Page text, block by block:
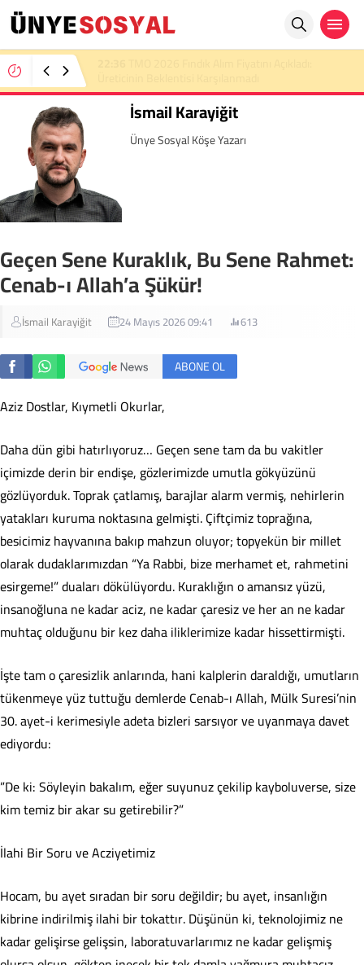
İsmail Karayiğit
Ünye Sosyal Köşe Yazarı
Geçen Sene Kuraklık, Bu Sene Rahmet:
Cenab-ı Allah’a Şükür!
İsmail Karayiğit 24 Mayıs 2026 09:41 613
ABONE OL
​Aziz Dostlar, Kıymetli Okurlar,
​Daha dün gibi hatırlıyoruz… Geçen sene tam da bu vakitler
içimizde derin bir endişe, gözlerimizde umutla gökyüzünü
gözlüyorduk. Toprak çatlamış, barajlar alarm vermiş, nehirlerin
yatakları kuruma noktasına gelmişti. Çiftçimiz toprağına,
besicimiz hayvanına bakıp mahzun oluyor; topyekün bir millet
olarak dudaklarımızdan “Ya Rabbi, bize merhamet et, rahmetini
esirgeme!” duaları dökülüyordu. Kuraklığın o amansız yüzü,
insanoğluna ne kadar aciz, ne kadar çaresiz ve her an ne kadar
muhtaç olduğunu bir kez daha iliklerimize kadar hissettirmişti.
​İşte tam o çaresizlik anlarında, hani kalplerin daraldığı, umutların
tükenmeye yüz tuttuğu demlerde Cenab-ı Allah, Mülk Suresi’nin
30. ayet-i kerimesiyle adeta bizleri sarsıyor ve uyanmaya davet
ediyordu:
​”De ki: Söyleyin bakalım, eğer suyunuz çekilip kayboluverse, size
kim temiz bir akar su getirebilir?”
​İlahi Bir Soru ve Acziyetimiz
​Hocam, bu ayet sıradan bir soru değildir; bu ayet, insanlığın
kibrine indirilmiş ilahi bir tokattır. Düşünün ki, teknolojimiz ne
kadar gelişirse gelişsin, laboratuvarlarımız ne kadar gelişmiş